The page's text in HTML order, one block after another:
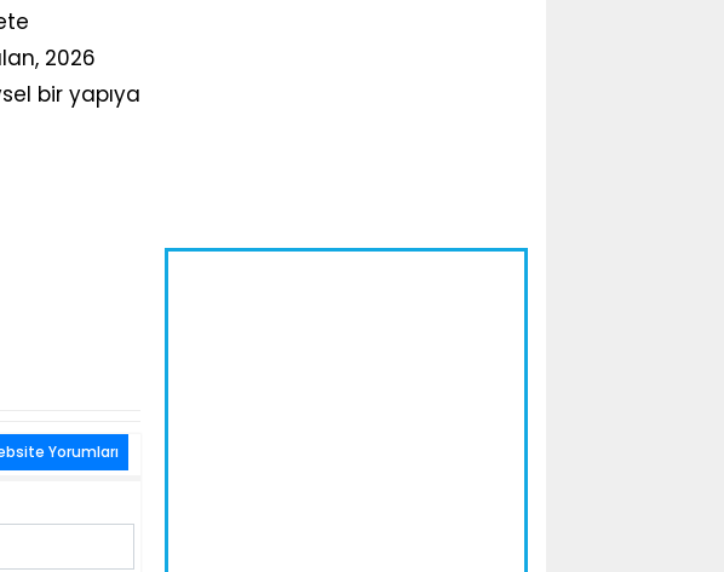
2026
bir yapıya
Yorumları